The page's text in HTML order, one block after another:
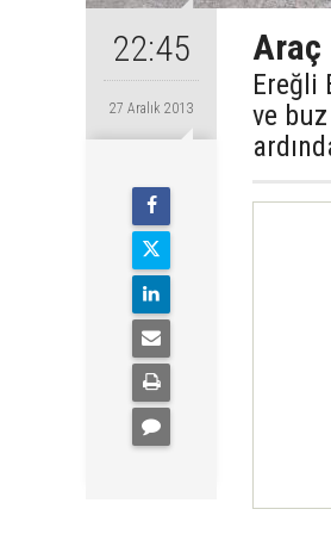
22:45
27 Aralık 2013
Araç
Ereğli
ve